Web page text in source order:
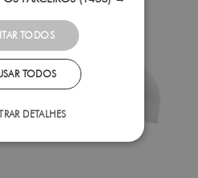
TODOS
TODOS
DETALHES